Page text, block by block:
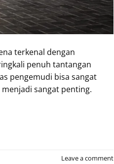
terkenal dengan
penuh tantangan
pengemudi bisa sangat
sangat penting.
Leave a comment